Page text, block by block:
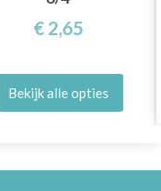
€ 2,65
Bekijk alle opties